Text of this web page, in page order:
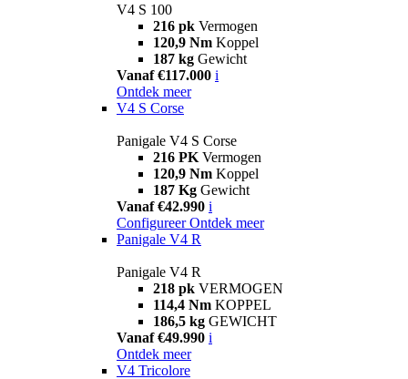
V4 S 100
216 pk Vermogen
120,9 Nm Koppel
187 kg Gewicht
Vanaf €117.000 i
Ontdek meer
V4 S Corse
Panigale V4 S Corse
216 PK Vermogen
120,9 Nm Koppel
187 Kg Gewicht
Vanaf €42.990 i
Configureer Ontdek meer
Panigale V4 R
Panigale V4 R
218 pk VERMOGEN
114,4 Nm KOPPEL
186,5 kg GEWICHT
Vanaf €49.990 i
Ontdek meer
V4 Tricolore